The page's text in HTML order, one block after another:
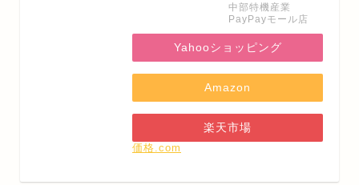
中部特機産業
PayPayモール店
Yahooショッピング
Amazon
楽天市場
価格.com